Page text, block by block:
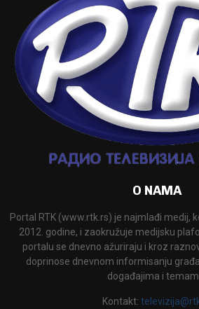
O NAMA
Portal RTK (www.rtk.rs) je najmlađi medij,
2012. godine, i zaokružuje medijsku
portalu se dnevno ažuriraju i kroz
doprinose dnevnom informisanju
događajima i
Kontakt: